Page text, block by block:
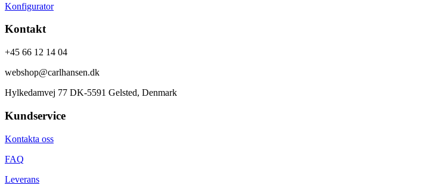
Konfigurator
Kontakt
+45 66 12 14 04
webshop@carlhansen.dk
Hylkedamvej 77 DK-5591 Gelsted, Denmark
Kundservice
Kontakta oss
FAQ
Leverans